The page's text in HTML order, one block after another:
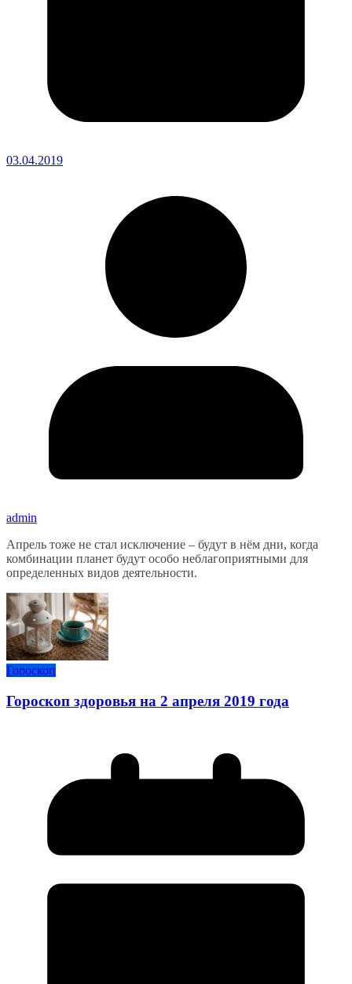
03.04.2019
admin
Апрель тоже не стал исключение – будут в нём дни, когда
комбинации планет будут особо неблагоприятными для
определенных видов деятельности.
Гороскоп
Гороскоп здоровья на 2 апреля 2019 года